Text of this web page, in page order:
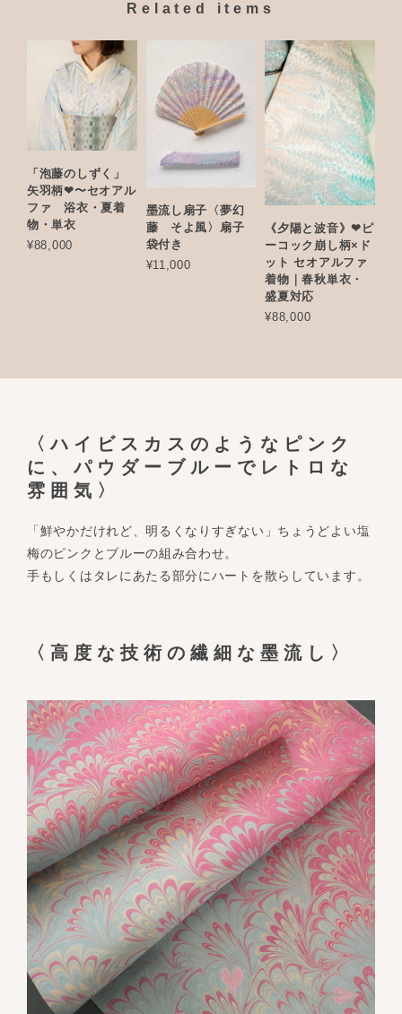
Related items
「泡藤のしずく」
矢羽柄❤︎〜セオアル
ファ 浴衣・夏着
物・単衣
¥88,000
墨流し扇子〈夢幻
藤 そよ風〉扇子
袋付き
¥11,000
《夕陽と波音》❤︎ピ
ーコック崩し柄×ド
ット セオアルファ
着物｜春秋単衣・
盛夏対応
¥88,000
〈ハイビスカスのようなピンク
に、パウダーブルーでレトロな
雰囲気〉
「鮮やかだけれど、明るくなりすぎない」ちょうどよい塩
梅のピンクとブルーの組み合わせ。
手もしくはタレにあたる部分にハートを散らしています。
〈高度な技術の繊細な墨流し〉